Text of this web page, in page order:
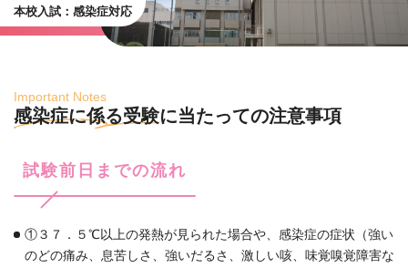
本校入試：感染症対応
Important Notes
感染症に係る受験に当たっての注意事項
試験前日までの流れ
①３７．５℃以上の発熱が見られた場合や、感染症の症状（強い
のどの痛み、息苦しさ、強いだるさ、激しい咳、味覚嗅覚障害な